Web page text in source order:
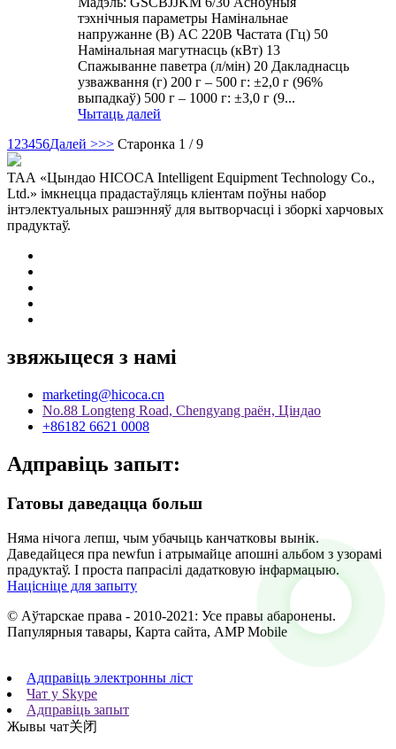
тэхнічныя параметры Намінальнае
напружанне (В) AC 220В Частата (Гц) 50
Намінальная магутнасць (кВт) 13
Спажыванне паветра (л/мін) 20 Дакладнасць
узважвання (г) 200 г – 500 г: ±2,0 г (96%
выпадкаў) 500 г – 1000 г: ±3,0 г (9...
Чытаць далей
1 23456Далей >>> Старонка 1 / 9
ТАА «Цындао HICOCA Intelligent Equipment Technology Co.,
Ltd.» імкнецца прадастаўляць кліентам поўны набор
інтэлектуальных рашэнняў для вытворчасці і зборкі харчовых
прадуктаў.
звяжыцеся з намі
marketing@hicoca.cn
No.88 Longteng Road, Chengyang раён, Ціндао
+86182 6621 0008
Адправіць запыт:
Гатовы даведацца больш
Няма нічога лепш, чым убачыць канчатковы вынік.
Даведайцеся пра newfun і атрымайце апошні альбом з узорамі
прадуктаў. І проста папрасілі дадатковую інфармацыю.
Націсніце для запыту
© Аўтарскае права - 2010-2021: Усе правы абаронены.
Папулярныя тавары, Карта сайта, AMP Mobile
Адправіць электронны ліст
Чат у Skype
Адправіць запыт
Жывы чат关闭